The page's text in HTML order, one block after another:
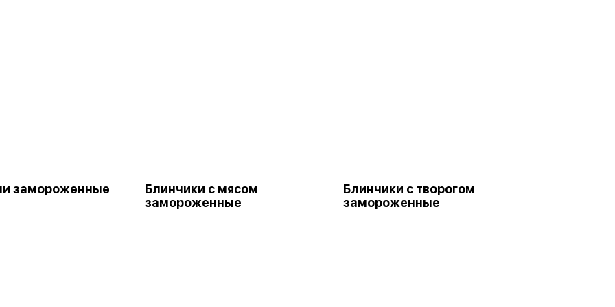
замороженные
Блинчики с мясом
замороженные
Блинчики с творогом
замороженные